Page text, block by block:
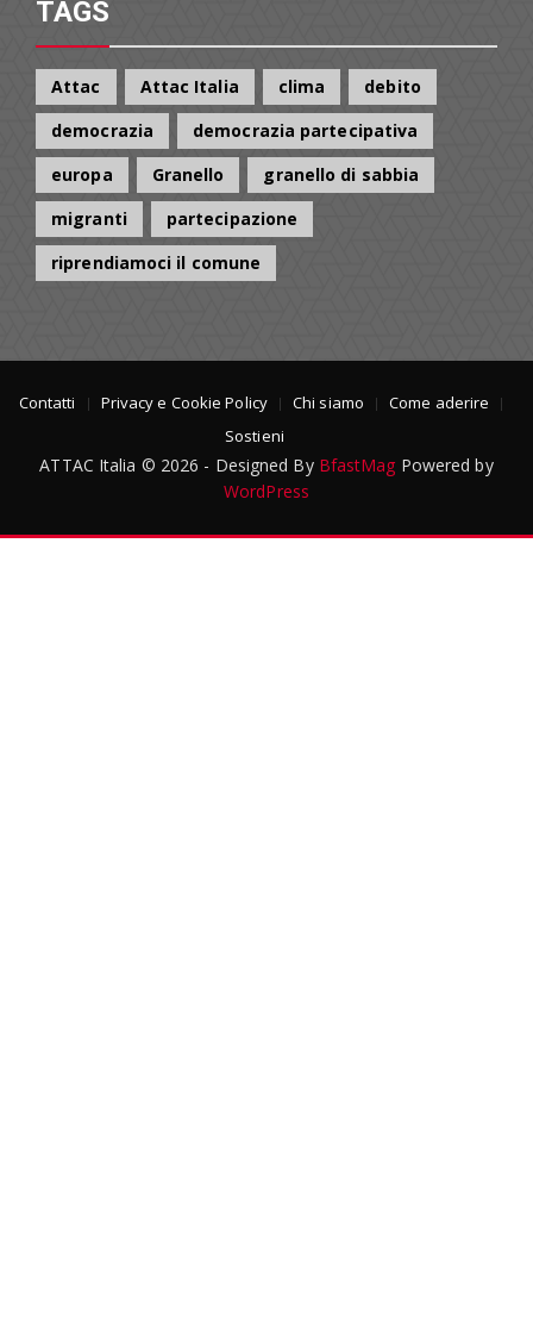
TAGS
Attac Attac Italia clima
debito
democrazia
democrazia partecipativa
europa
Granello
granello di sabbia
migranti
partecipazione
riprendiamoci il comune
Contatti Privacy e Cookie Policy Chi siamo
Come aderire
Sostieni
ATTAC Italia © 2026 - Designed By BfastMag Powered by
WordPress